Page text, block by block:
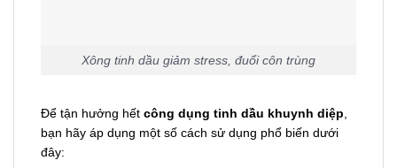
Xông tinh dầu giảm stress, đuổi côn trùng
Để tận hưởng hết công dụng tinh dầu khuynh diệp,
bạn hãy áp dụng một số cách sử dụng phổ biến dưới
đây: